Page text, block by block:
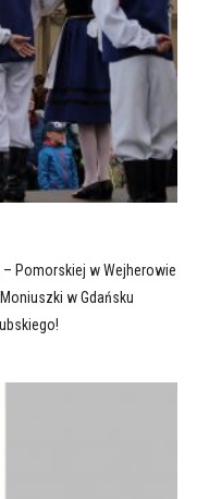
Pomorskiej w Wejherowie
w Gdańsku